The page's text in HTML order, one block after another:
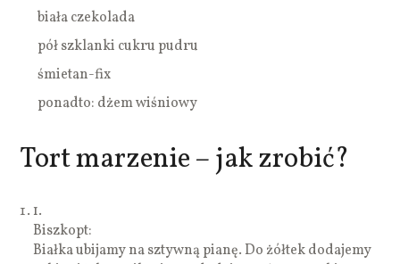
biała czekolada
pół szklanki cukru pudru
śmietan-fix
ponadto: dżem wiśniowy
Tort marzenie – jak zrobić?
1.
Biszkopt:
Białka ubijamy na sztywną pianę. Do żółtek dodajemy